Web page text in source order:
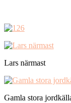
Lars närmast
Gamla stora